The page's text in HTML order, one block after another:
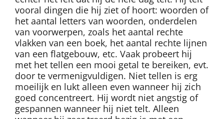
vooral dingen die hij ziet of hoort: woorden of
het aantal letters van woorden, onderdelen
van voorwerpen, zoals het aantal rechte
vlakken van een boek, het aantal rechte lijnen
van een flatgebouw, etc. Vaak probeert hij
met het tellen een mooi getal te bereiken, evt.
door te vermenigvuldigen. Niet tellen is erg
moeilijk en lukt alleen even wanneer hij zich
goed concentreert. Hij wordt niet angstig of
gespannen wanneer hij niet telt. Alleen